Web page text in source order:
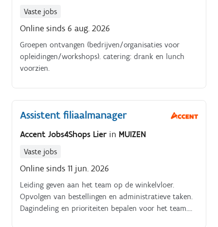
Vaste jobs
Online sinds 6 aug. 2026
Groepen ontvangen (bedrijven/organisaties voor
opleidingen/workshops). catering: drank en lunch
voorzien.
Assistent filiaalmanager
Accent Jobs4Shops Lier in MUIZEN
Vaste jobs
Online sinds 11 jun. 2026
Leiding geven aan het team op de winkelvloer.
Opvolgen van bestellingen en administratieve taken.
Dagindeling en prioriteiten bepalen voor het team.